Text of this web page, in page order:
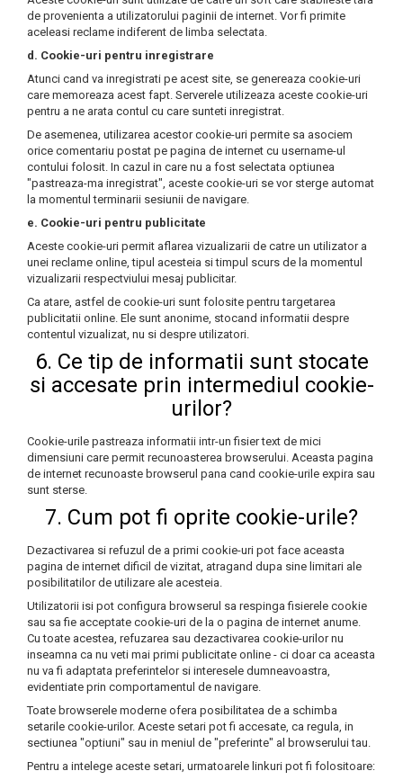
de provenienta a utilizatorului paginii de internet. Vor fi primite
aceleasi reclame indiferent de limba selectata.
d. Cookie-uri pentru inregistrare
Atunci cand va inregistrati pe acest site, se genereaza cookie-uri
care memoreaza acest fapt. Serverele utilizeaza aceste cookie-uri
pentru a ne arata contul cu care sunteti inregistrat.
De asemenea, utilizarea acestor cookie-uri permite sa asociem
orice comentariu postat pe pagina de internet cu username-ul
contului folosit. In cazul in care nu a fost selectata optiunea
"pastreaza-ma inregistrat", aceste cookie-uri se vor sterge automat
la momentul terminarii sesiunii de navigare.
e. Cookie-uri pentru publicitate
Aceste cookie-uri permit aflarea vizualizarii de catre un utilizator a
unei reclame online, tipul acesteia si timpul scurs de la momentul
vizualizarii respectviului mesaj publicitar.
Ca atare, astfel de cookie-uri sunt folosite pentru targetarea
publicitatii online. Ele sunt anonime, stocand informatii despre
contentul vizualizat, nu si despre utilizatori.
6. Ce tip de informatii sunt stocate
si accesate prin intermediul cookie-
urilor?
Cookie-urile pastreaza informatii intr-un fisier text de mici
dimensiuni care permit recunoasterea browserului. Aceasta pagina
de internet recunoaste browserul pana cand cookie-urile expira sau
sunt sterse.
7. Cum pot fi oprite cookie-urile?
Dezactivarea si refuzul de a primi cookie-uri pot face aceasta
pagina de internet dificil de vizitat, atragand dupa sine limitari ale
posibilitatilor de utilizare ale acesteia.
Utilizatorii isi pot configura browserul sa respinga fisierele cookie
sau sa fie acceptate cookie-uri de la o pagina de internet anume.
Cu toate acestea, refuzarea sau dezactivarea cookie-urilor nu
inseamna ca nu veti mai primi publicitate online - ci doar ca aceasta
nu va fi adaptata preferintelor si interesele dumneavoastra,
evidentiate prin comportamentul de navigare.
Toate browserele moderne ofera posibilitatea de a schimba
setarile cookie-urilor. Aceste setari pot fi accesate, ca regula, in
sectiunea "optiuni" sau in meniul de "preferinte" al browserului tau.
Pentru a intelege aceste setari, urmatoarele linkuri pot fi folositoare: